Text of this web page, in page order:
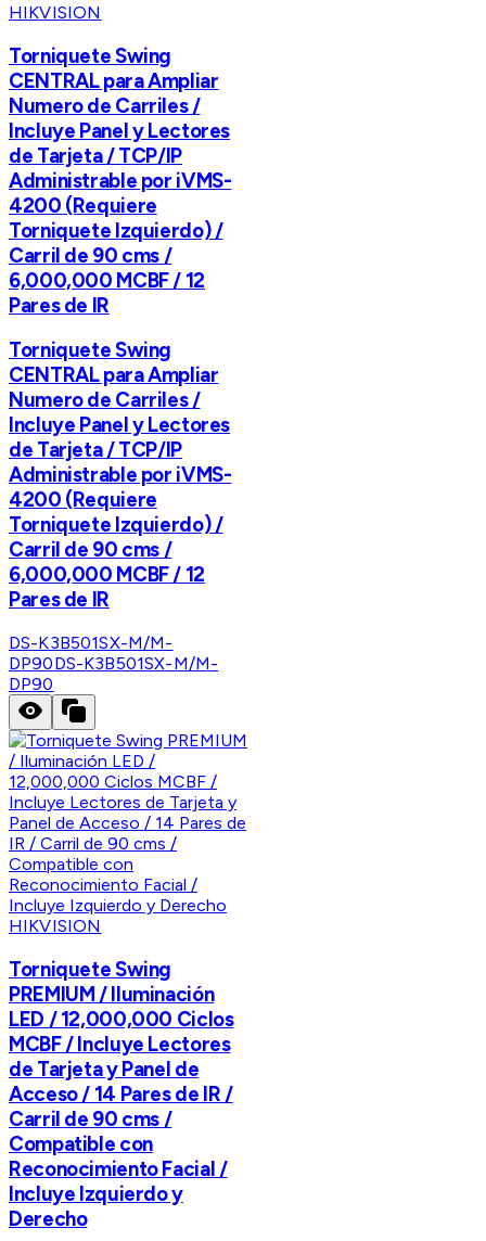
HIKVISION
Torniquete Swing
CENTRAL para Ampliar
Numero de Carriles /
Incluye Panel y Lectores
de Tarjeta / TCP/IP
Administrable por iVMS-
4200 (Requiere
Torniquete Izquierdo) /
Carril de 90 cms /
6,000,000 MCBF / 12
Pares de IR
Torniquete Swing
CENTRAL para Ampliar
Numero de Carriles /
Incluye Panel y Lectores
de Tarjeta / TCP/IP
Administrable por iVMS-
4200 (Requiere
Torniquete Izquierdo) /
Carril de 90 cms /
6,000,000 MCBF / 12
Pares de IR
DS-K3B501SX-M/M-
DP90DS-K3B501SX-M/M-
DP90
HIKVISION
Torniquete Swing
PREMIUM / Iluminación
LED / 12,000,000 Ciclos
MCBF / Incluye Lectores
de Tarjeta y Panel de
Acceso / 14 Pares de IR /
Carril de 90 cms /
Compatible con
Reconocimiento Facial /
Incluye Izquierdo y
Derecho